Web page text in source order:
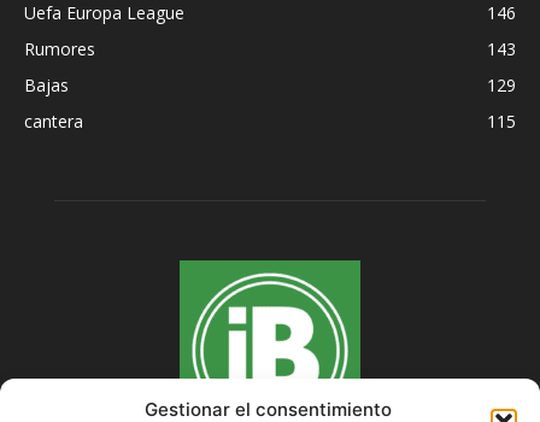
Gestionar el consentimiento
Uefa Europa League
146
Rumores
143
Bajas
129
cantera
115